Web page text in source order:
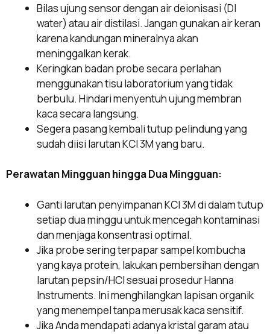
Bilas ujung sensor dengan air deionisasi (DI
water) atau air distilasi. Jangan gunakan air keran
karena kandungan mineralnya akan
meninggalkan kerak.
Keringkan badan probe secara perlahan
menggunakan tisu laboratorium yang tidak
berbulu. Hindari menyentuh ujung membran
kaca secara langsung.
Segera pasang kembali tutup pelindung yang
sudah diisi larutan KCl 3M yang baru.
Perawatan Mingguan hingga Dua Mingguan:
Ganti larutan penyimpanan KCl 3M di dalam tutup
setiap dua minggu untuk mencegah kontaminasi
dan menjaga konsentrasi optimal.
Jika probe sering terpapar sampel kombucha
yang kaya protein, lakukan pembersihan dengan
larutan pepsin/HCl sesuai prosedur Hanna
Instruments. Ini menghilangkan lapisan organik
yang menempel tanpa merusak kaca sensitif.
Jika Anda mendapati adanya kristal garam atau